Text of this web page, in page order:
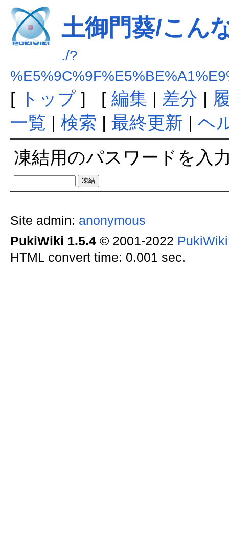
土御門葵/こん
./?
[ トップ] [ 編集 | 差分 |
一覧 | 検索 | 最終更新 | ヘ
凍結用のパスワードを入
Site admin: anonymous
PukiWiki 1.5.4© 2001-2022
HTML convert time: 0.001 sec.